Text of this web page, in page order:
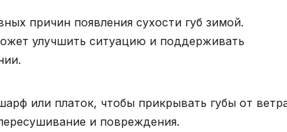
причин появления сухости губ зимой.
улучшить ситуацию и поддерживать
или платок, чтобы прикрывать губы от
и повреждения.